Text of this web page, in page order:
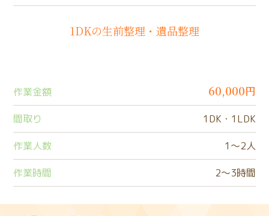
1DKの生前整理・遺品整理
作業金額 60,000円
間取り 1DK・1LDK
作業人数 1〜2人
作業時間 2〜3時間